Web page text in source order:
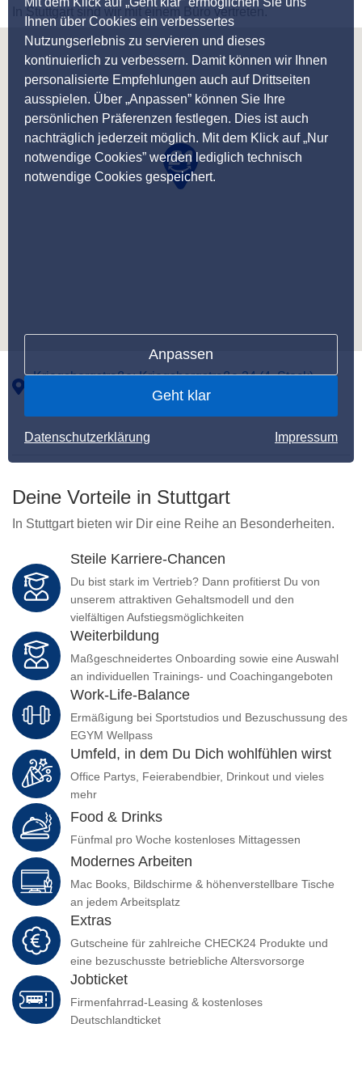
Ihnen über Cookies ein verbessertes
Nutzungserlebnis zu servieren und dieses
kontinuierlich zu verbessern. Damit können wir Ihnen
personalisierte Empfehlungen auch auf Drittseiten
ausspielen. Über „Anpassen” können Sie Ihre
persönlichen Präferenzen festlegen. Dies ist auch
nachträglich jederzeit möglich. Mit dem Klick auf „Nur
notwendige Cookies” werden lediglich technisch
notwendige Cookies gespeichert.
Anpassen
Geht klar
Datenschutzerklärung Impressum
Kriegsbergstraße: Kriegsbergstraße 34 (4. Stock),
In Stuttgart sind wir mit einem Büro vertreten.
Deine Vorteile in Stuttgart
In Stuttgart bieten wir Dir eine Reihe an Besonderheiten.
Steile Karriere-Chancen
Du bist stark im Vertrieb? Dann profitierst Du von
unserem attraktiven Gehaltsmodell und den
vielfältigen Aufstiegsmöglichkeiten
Weiterbildung
Maßgeschneidertes Onboarding sowie eine Auswahl
an individuellen Trainings- und Coachingangeboten
Work-Life-Balance
Ermäßigung bei Sportstudios und Bezuschussung des
EGYM Wellpass
Umfeld, in dem Du Dich wohlfühlen wirst
Office Partys, Feierabendbier, Drinkout und vieles
mehr
Food & Drinks
Fünfmal pro Woche kostenloses Mittagessen
Modernes Arbeiten
Mac Books, Bildschirme & höhenverstellbare Tische
an jedem Arbeitsplatz
Extras
Gutscheine für zahlreiche CHECK24 Produkte und
eine bezuschusste betriebliche Altersvorsorge
Jobticket
Firmenfahrrad-Leasing & kostenloses
Deutschlandticket